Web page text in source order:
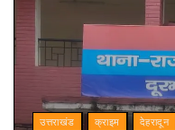
उत्तराखंड क्राइम देहरादून